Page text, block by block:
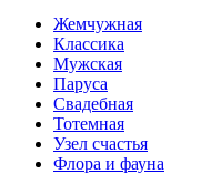
Жемчужная
Классика
Мужская
Паруса
Свадебная
Тотемная
Узел счастья
Флора и фауна